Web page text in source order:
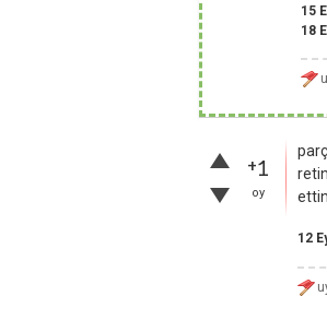
15
18
+1
oy
12